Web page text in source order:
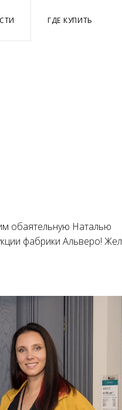
ГДЕ КУПИТЬ
обаятельную Наталью
фабрики Альверо!